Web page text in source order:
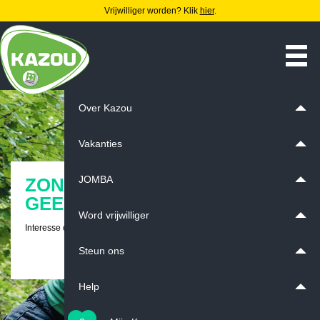
Vrijwilliger worden? Klik hier.
Over Kazou
Vakanties
JOMBA
Word vrijwilliger
Steun ons
Help
ZONDER VRIJWILLIGERS,
GEEN KAZOUVAKANTIE!
Interesse om Kazoumoni of kookvrijwilliger te worden?